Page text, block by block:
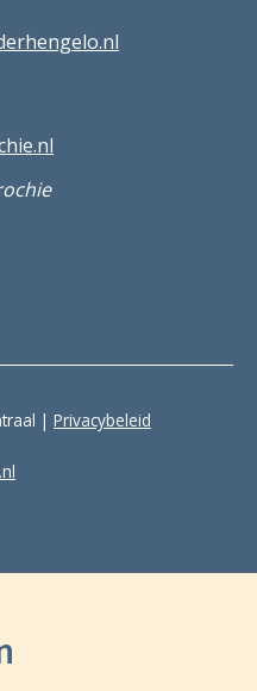
| Privacybeleid